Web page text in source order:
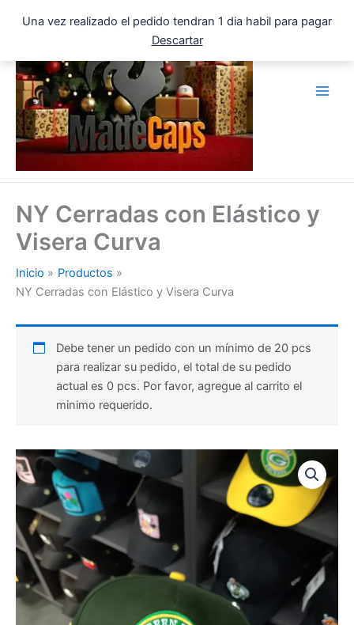
Una vez realizado el pedido tendran 1 dia habil para pagar
Descartar
NY Cerradas con Elástico y
Visera Curva
Inicio
Productos
NY Cerradas con Elástico y Visera Curva
Debe tener un pedido con un mínimo de 20 pcs
para realizar su pedido, el total de su pedido
actual es 0 pcs. Por favor, agregue al carrito el
minimo requerido.